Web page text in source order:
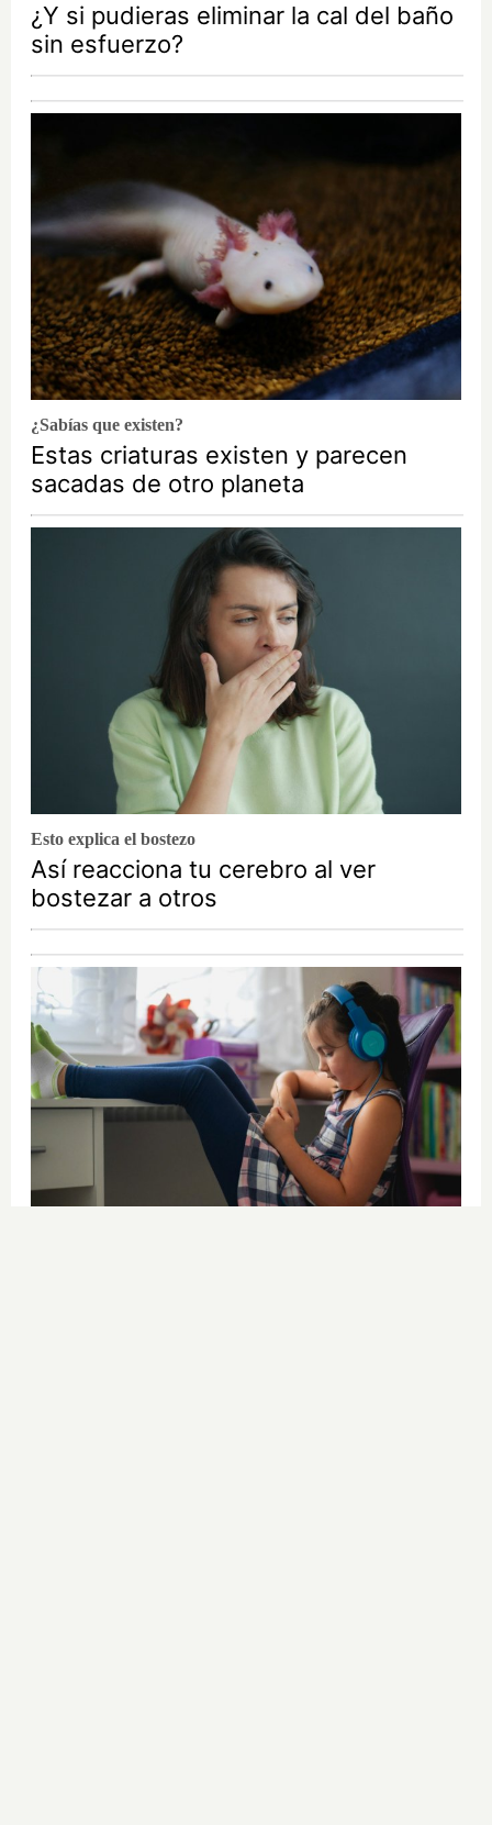
¿Y si pudieras eliminar la cal del baño
sin esfuerzo?
¿Sabías que existen?
Estas criaturas existen y parecen
sacadas de otro planeta
Esto explica el bostezo
Así reacciona tu cerebro al ver
bostezar a otros